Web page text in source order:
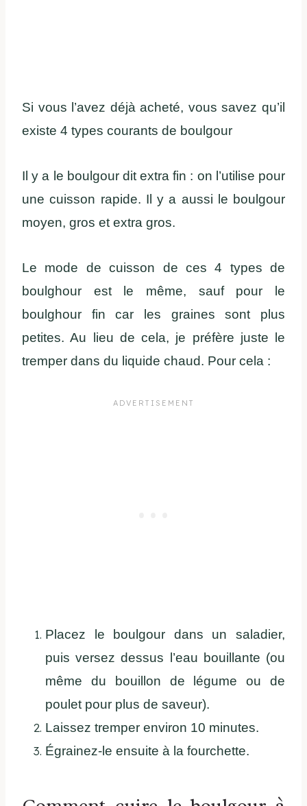
Si vous l’avez déjà acheté, vous savez qu’il
existe 4 types courants de boulgour
Il y a le boulgour dit extra fin : on l’utilise pour
une cuisson rapide. Il y a aussi le boulgour
moyen, gros et extra gros.
Le mode de cuisson de ces 4 types de
boulghour est le même, sauf pour le
boulghour fin car les graines sont plus
petites. Au lieu de cela, je préfère juste le
tremper dans du liquide chaud. Pour cela :
Placez le boulgour dans un saladier,
puis versez dessus l’eau bouillante (ou
même du bouillon de légume ou de
poulet pour plus de saveur).
Laissez tremper environ 10 minutes.
Égrainez-le ensuite à la fourchette.